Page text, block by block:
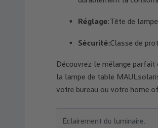
Réglage:Tête de
Sécurité:Classe de
Découvrez le mélange
la lampe de table
votre bureau ou votre home
Éclairement du luminaire: